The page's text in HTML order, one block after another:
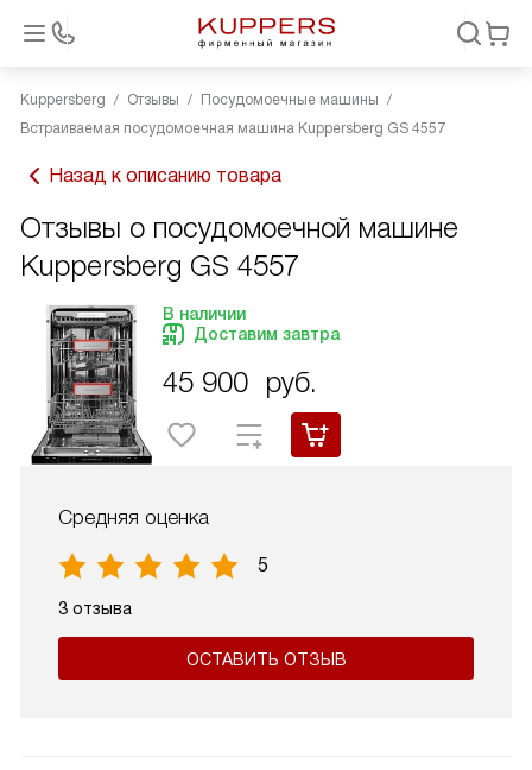
Kuppersberg Отзывы
Посудомоечные машины
Встраиваемая посудомоечная машина Kuppersberg GS 4557
Назад к описанию товара
Отзывы о посудомоечной машине
Kuppersberg GS 4557
В наличии
Доставим завтра
45 900 руб.
Средняя оценка
5
3 отзыва
ОСТАВИТЬ ОТЗЫВ